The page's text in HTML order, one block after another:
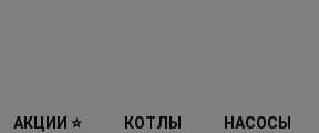
АКЦИИ ⭐ КОТЛЫ НАСОСЫ